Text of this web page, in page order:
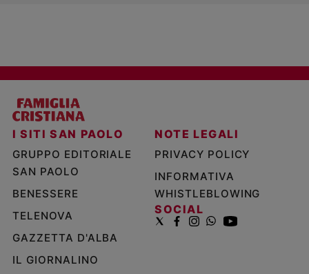
I SITI SAN PAOLO
GRUPPO EDITORIALE
SAN PAOLO
BENESSERE
TELENOVA
GAZZETTA D'ALBA
IL GIORNALINO
NOTE LEGALI
PRIVACY POLICY
INFORMATIVA
WHISTLEBLOWING
SOCIAL